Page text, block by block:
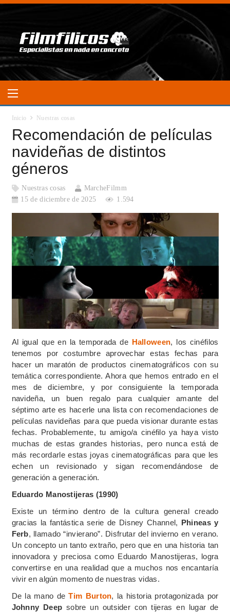
Inicio Nuestras cosas
Recomendación de películas
navideñas de distintos
géneros
Nuestras cosas
MarcheFilmm
15 de diciembre de 2025
1.594
Al igual que en la temporada de Halloween, los cinéfilos
tenemos por costumbre aprovechar estas fechas para
hacer un maratón de productos cinematográficos con su
temática correspondiente. Ahora que hemos entrado en el
mes de diciembre, y por consiguiente la temporada
navideña, un buen regalo para cualquier amante del
séptimo arte es hacerle una lista con recomendaciones de
películas navideñas para que pueda visionar durante estas
fechas. Probablemente, tu amigo/a cinéfilo ya haya visto
muchas de estas grandes historias, pero nunca está de
más recordarle estas joyas cinematográficas para que les
echen un revisionado y sigan recomendándose de
generación a generación.
Eduardo Manostijeras (1990)
Existe un término dentro de la cultura general creado
gracias la fantástica serie de Disney Channel, Phineas y
Ferb, llamado “invierano”. Disfrutar del invierno en verano.
Un concepto un tanto extraño, pero que en una historia tan
innovadora y preciosa como Eduardo Manostijeras, logra
convertirse en una realidad que a muchos nos encantaría
vivir en algún momento de nuestras vidas.
De la mano deTim Burton, la historia protagonizada por
Johnny Deep sobre un outsider con tijeras en lugar de